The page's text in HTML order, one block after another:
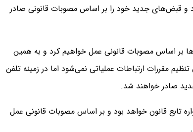
و قبض‌های جدید خود را بر اساس مصوبات قانونی صادر
بر اساس مصوبات قانونی عمل خواهیم کرد و به همین
مقررات ارتباطات عملیاتی نمی‌شود اما در زمینه تلفن
صادر خواهند شد.
تابع قانون خواهد بود و بر اساس مصوبات قانونی عمل